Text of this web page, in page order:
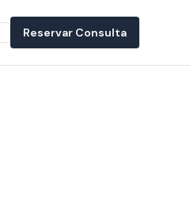
Reservar Consulta